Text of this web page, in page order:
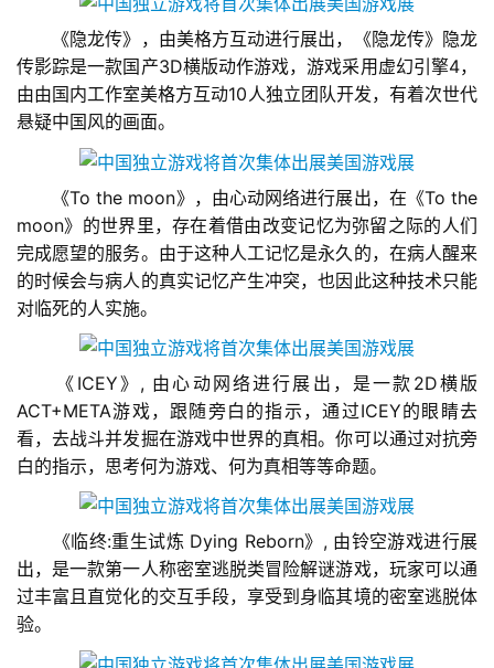
首
茶
原
创
界
手
戏
单
《隐龙传》，由美格方互动进行展出，《隐龙传》隐龙
传影踪是一款国产3D横版动作游戏，游戏采用虚幻引擎4，
由由国内工作室美格方互动10人独立团队开发，有着次世代
悬疑中国风的画面。
《To the moon》，由心动网络进行展出，在《To the
moon》的世界里，存在着借由改变记忆为弥留之际的人们
完成愿望的服务。由于这种人工记忆是永久的，在病人醒来
的时候会与病人的真实记忆产生冲突，也因此这种技术只能
对临死的人实施。
《ICEY》, 由心动网络进行展出，是一款2D横版
ACT+META游戏，跟随旁白的指示，通过ICEY的眼睛去
看，去战斗并发掘在游戏中世界的真相。你可以通过对抗旁
白的指示，思考何为游戏、何为真相等等命题。
《临终:重生试炼 Dying Reborn》, 由铃空游戏进行展
出，是一款第一人称密室逃脱类冒险解谜游戏，玩家可以通
过丰富且直觉化的交互手段，享受到身临其境的密室逃脱体
验。